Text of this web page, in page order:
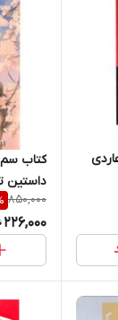
کتاب سم
داستین
850,000
226,000